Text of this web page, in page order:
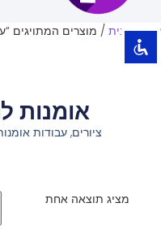
צבע רקע
zoom_out
הקטנת גופן
הגדלת גופן
ניגודיות בהירה
עמוד הבית / מוצרים המתויגים
אומנות
ציורים, עבודות
מציג תוצאה אחת